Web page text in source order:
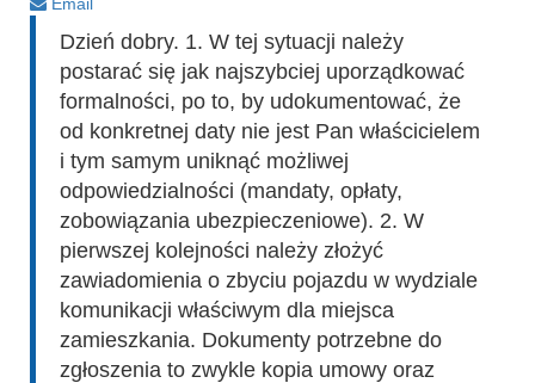
Dzień dobry. 1. W tej sytuacji należy
postarać się jak najszybciej uporządkować
formalności, po to, by udokumentować, że
od konkretnej daty nie jest Pan właścicielem
i tym samym uniknąć możliwej
odpowiedzialności (mandaty, opłaty,
zobowiązania ubezpieczeniowe). 2. W
pierwszej kolejności należy złożyć
zawiadomienia o zbyciu pojazdu w wydziale
komunikacji właściwym dla miejsca
zamieszkania. Dokumenty potrzebne do
zgłoszenia to zwykle kopia umowy oraz